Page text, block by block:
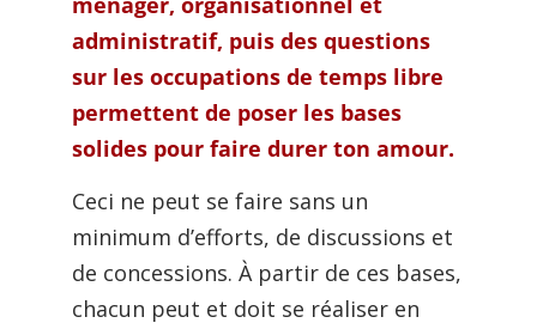
administratif, puis des questions
sur les occupations de temps libre
permettent de poser les bases
solides pour faire durer ton amour.
Ceci ne peut se faire sans un
minimum d’efforts, de discussions et
de concessions. À partir de ces bases,
chacun peut et doit se réaliser en